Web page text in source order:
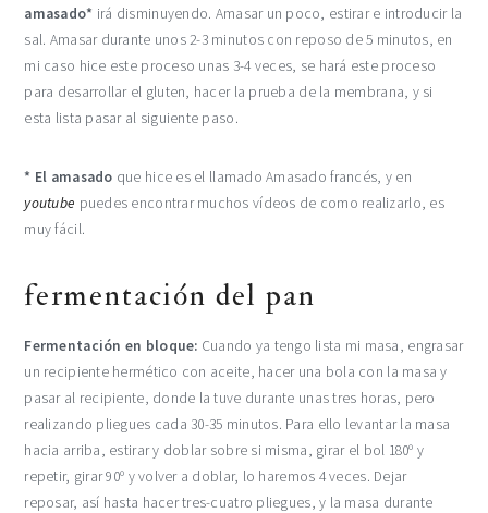
amasado* irá disminuyendo. Amasar un poco, estirar e introducir la
sal. Amasar durante unos 2-3 minutos con reposo de 5 minutos, en
mi caso hice este proceso unas 3-4 veces, se hará este proceso
para desarrollar el gluten, hacer la prueba de la membrana, y si
esta lista pasar al siguiente paso.
* El amasado que hice es el llamado Amasado francés, y en
youtube puedes encontrar muchos vídeos de como realizarlo, es
muy fácil.
fermentación del pan
Fermentación en bloque: Cuando ya tengo lista mi masa, engrasar
un recipiente hermético con aceite, hacer una bola con la masa y
pasar al recipiente, donde la tuve durante unas tres horas, pero
realizando pliegues cada 30-35 minutos. Para ello levantar la masa
hacia arriba, estirar y doblar sobre si misma, girar el bol 180º y
repetir, girar 90º y volver a doblar, lo haremos 4 veces. Dejar
reposar, así hasta hacer tres-cuatro pliegues, y la masa durante